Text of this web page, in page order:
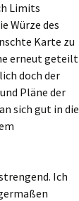
Limits
Würze des
Karte zu
erneut geteilt
doch der
Pläne der
sich gut in die
Ich